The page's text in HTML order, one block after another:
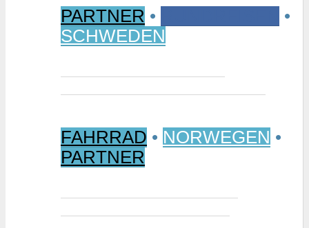
PARTNER •
•
SCHWEDEN
FAHRRAD • NORWEGEN •
PARTNER